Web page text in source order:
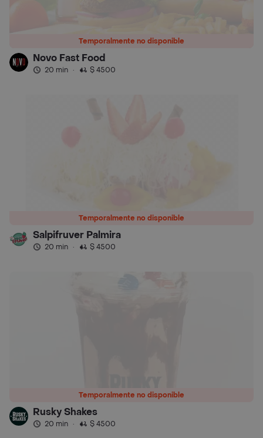
Temporalmente no disponible
Novo Fast Food
20 min · $ 4500
Temporalmente no disponible
Salpifruver Palmira
20 min · $ 4500
Temporalmente no disponible
Rusky Shakes
20 min · $ 4500